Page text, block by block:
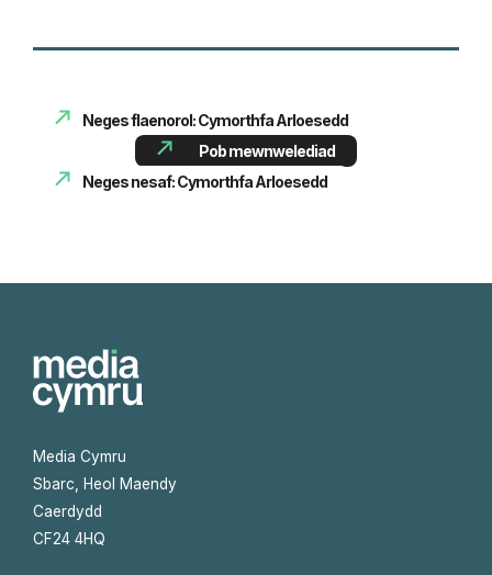
Neges flaenorol: Cymorthfa Arloesedd
Pob mewnwelediad
Neges nesaf: Cymorthfa Arloesedd
Media Cymru
Sbarc, Heol Maendy
Caerdydd
CF24 4HQ